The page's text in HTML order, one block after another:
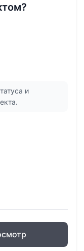
В
Laguna Golf
Phuket, Boat
12 км.
и